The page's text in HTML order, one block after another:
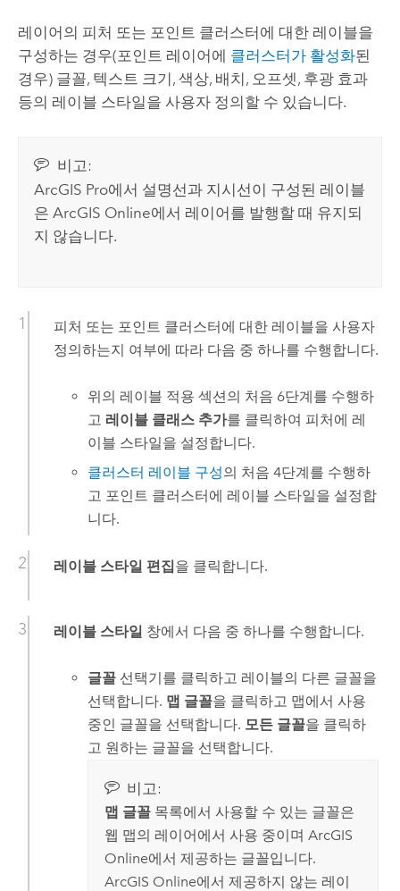
레이어의 피처 또는 포인트 클러스터에 대한 레이블을
구성하는 경우(포인트 레이어에 클러스터가 활성화된
경우) 글꼴, 텍스트 크기, 색상, 배치, 오프셋, 후광 효과
등의 레이블 스타일을 사용자 정의할 수 있습니다.
비고:
ArcGIS Pro에서 설명선과 지시선이 구성된 레이블
은ArcGIS Online에서 레이어를 발행할 때 유지되
지 않습니다.
피처 또는 포인트 클러스터에 대한 레이블을 사용자
정의하는지 여부에 따라 다음 중 하나를 수행합니다.
위의 레이블 적용 섹션의 처음 6단계를 수행하
고 레이블 클래스 추가를 클릭하여 피처에 레
이블 스타일을 설정합니다.
클러스터 레이블 구성의 처음 4단계를 수행하
고 포인트 클러스터에 레이블 스타일을 설정합
니다.
레이블 스타일 편집을 클릭합니다.
레이블 스타일 창에서 다음 중 하나를 수행합니다.
글꼴 선택기를 클릭하고 레이블의 다른 글꼴을
선택합니다. 맵 글꼴을 클릭하고 맵에서 사용
중인 글꼴을 선택합니다. 모든 글꼴을 클릭하
고 원하는 글꼴을 선택합니다.
비고:
맵 글꼴목록에서 사용할 수 있는 글꼴은
웹 맵의 레이어에서 사용 중이며 ArcGIS
Online에서 제공하는 글꼴입니다.
ArcGIS Online에서 제공하지 않는 레이